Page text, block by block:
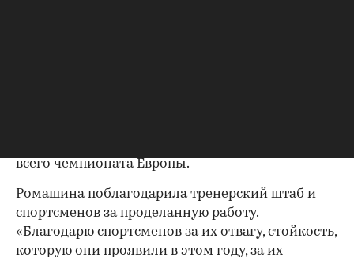
всего чемпионата Европы.
Ромашина поблагодарила тренерский штаб и
спортсменов за проделанную работу.
«Благодарю спортсменов за их отвагу, стойкость,
которую они проявили в этом году, за их